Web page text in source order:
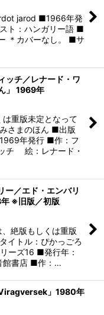
jarod ■1966年発
ト：ハンガリー語 ■
＊カバーなし。 ■サ
ッチ／レナード・ワ
」 1969年
重版未定となって
さまのほん ■出版
年発行 ■作：フ
チ 絵：レナード・
ー／エド・エンバリ
※旧版／初版
絶版もしくは重版
イトル：ぴかっごろ
ーズ16 ■発行年：
館書店 ■作：…
」1980年